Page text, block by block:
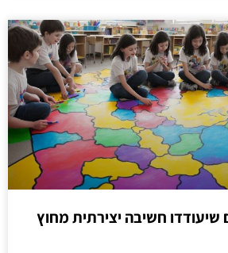
שיעודדו חשיבה יצירתית מחוץ